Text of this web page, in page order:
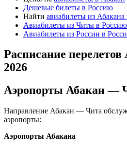
Дешевые билеты в Россию
Найти авиабилеты из
Авиабилеты из Читы в Россию
Авиабилеты из России в
Расписание
2026
Аэропорты Абакан —
Направление Абакан — Чита
аэропорты:
Аэропорты Абакана